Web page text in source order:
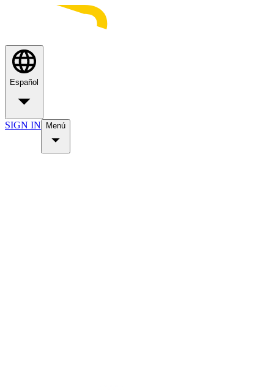
Español
SIGN IN Menú